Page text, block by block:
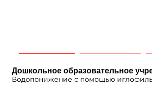
Дошкольное образовательное
Водопонижение с помощью